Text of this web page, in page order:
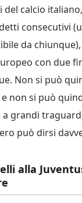
del calcio
consecutivi
da chiunque),
con due
Non si può
non si può
grandi
può dirsi
alla